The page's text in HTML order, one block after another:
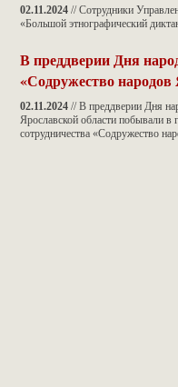
02.11.2024 // Сотрудники
«Большой этнографический
В преддверии Дня
«Содружество
02.11.2024 // В преддверии Дня
Ярославской области побывали в
сотрудничества «Содружество